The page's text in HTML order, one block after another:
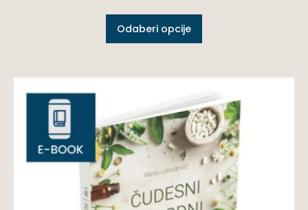
Odaberi opcije